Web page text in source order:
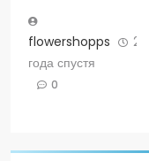
flowershopps
2
года спустя
0